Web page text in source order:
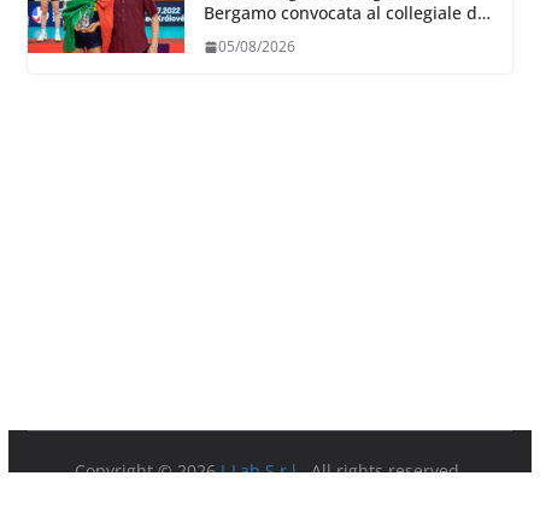
Bergamo convocata al collegiale di
05/08/2026
Copyright © 2026I-Lab S.r.l.. All rights reserved.